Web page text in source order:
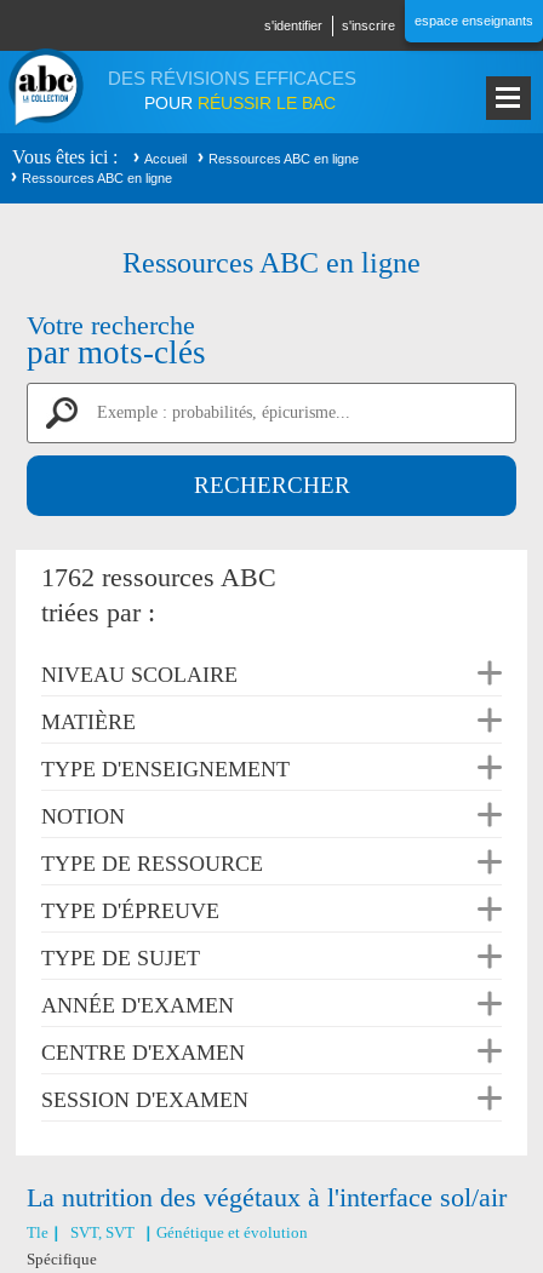
s'identifier s'inscrire espace enseignants
DES RÉVISIONS EFFICACES
POUR RÉUSSIR LE BAC
Vous êtes ici Accueil
Ressources ABC en ligne
Ressources ABC en ligne
Ressources ABC en ligne
Votre recherche
par mots-clés
1762 ressources ABC
triées par :
NIVEAU SCOLAIRE
MATIÈRE
TYPE D'ENSEIGNEMENT
NOTION
TYPE DE RESSOURCE
TYPE D'ÉPREUVE
TYPE DE SUJET
ANNÉE D'EXAMEN
CENTRE D'EXAMEN
SESSION D'EXAMEN
La nutrition des végétaux à l'interface sol/air
Tle SVT, SVT
Génétique et évolution
Spécifique